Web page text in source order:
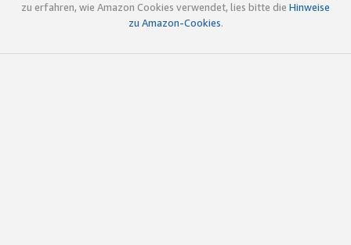
zu erfahren, wie Amazon Cookies verwendet, lies bitte die Hinweise
zu Amazon-Cookies.